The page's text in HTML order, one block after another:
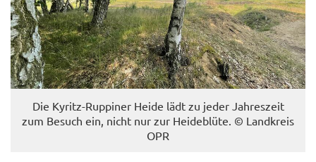
Die Kyritz-​Ruppiner Heide lädt zu jeder Jah­res­zeit
zum Be­such ein, nicht nur zur Hei­de­blü­te. © Land­kreis
OPR